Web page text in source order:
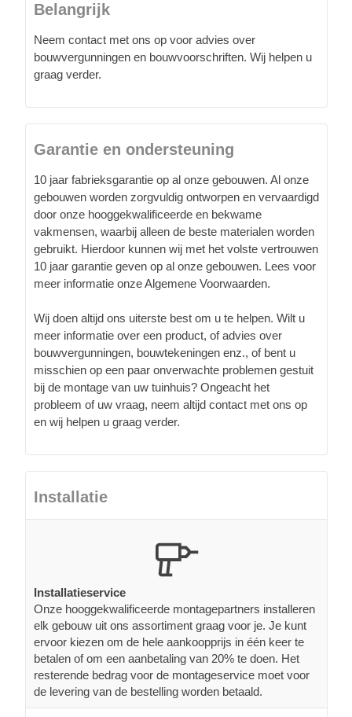
Belangrijk
Neem contact met ons op voor advies over
bouwvergunningen en bouwvoorschriften. Wij helpen u
graag verder.
Garantie en ondersteuning
10 jaar fabrieksgarantie op al onze gebouwen. Al onze
gebouwen worden zorgvuldig ontworpen en vervaardigd
door onze hooggekwalificeerde en bekwame
vakmensen, waarbij alleen de beste materialen worden
gebruikt. Hierdoor kunnen wij met het volste vertrouwen
10 jaar garantie geven op al onze gebouwen. Lees voor
meer informatie onze Algemene Voorwaarden.
Wij doen altijd ons uiterste best om u te helpen. Wilt u
meer informatie over een product, of advies over
bouwvergunningen, bouwtekeningen enz., of bent u
misschien op een paar onverwachte problemen gestuit
bij de montage van uw tuinhuis? Ongeacht het
probleem of uw vraag, neem altijd contact met ons op
en wij helpen u graag verder.
Installatie
Installatieservice
Onze hooggekwalificeerde montagepartners installeren
elk gebouw uit ons assortiment graag voor je. Je kunt
ervoor kiezen om de hele aankoopprijs in één keer te
betalen of om een aanbetaling van 20% te doen. Het
resterende bedrag voor de montageservice moet voor
de levering van de bestelling worden betaald.